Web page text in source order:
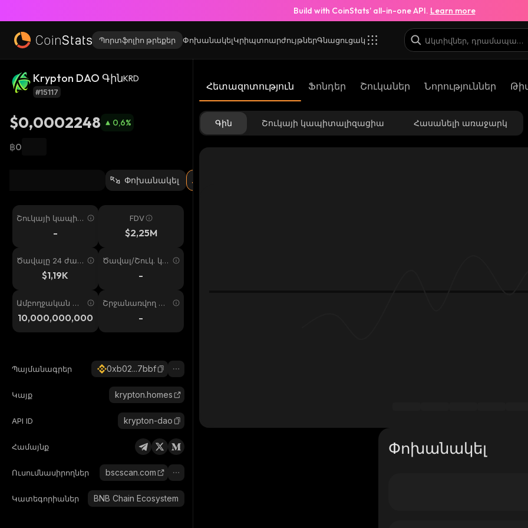
Build with CoinStats’ all-in-one API. Learn more
Պորտֆոլիո թրեքեր ՓոխանակելԿրիպտոարժույթներԳնացուցակ
Krypton DAO ԳինKRD
#15117
$0,0002248 0,6%
฿0
Փոխանակել
Շուկայի կապիտ
-
FDV
$2,25M
Ծավալը 24 ժամ
$1,19K
Ծավալ/Շուկ. կա
-
Ամբողջական առ
աջարկ
10,000,000,000
Շրջանառվող առ
-
Պայմանագրեր 0xb02...7bbf
Կայք krypton.homes
API ID krypton-dao
Համայնք
Ուսումնասիրողներ bscscan.com
Կատեգորիաներ BNB Chain Ecosystem
Հետազոտություն Ֆոնդեր Շուկաներ Նորություններ
Գին Շուկայի կապիտալիզացիա Հասանելի առաջարկ
Փոխանակել